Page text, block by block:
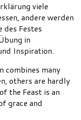
viele
andere werden
des Festes
in
Inspiration.
combines many
others are hardly
the Feast is an
grace and